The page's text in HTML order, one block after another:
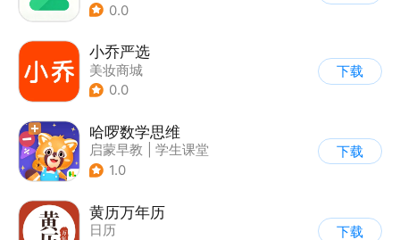
0.0
小乔严选
美妆商城
0.0
下载
哈啰数学思维
启蒙早教
学生课堂
1.0
下载
黄历万年历
日历
下载